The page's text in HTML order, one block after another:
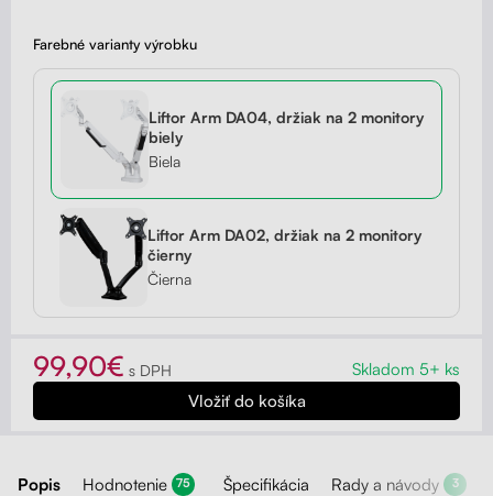
Farebné varianty výrobku
Liftor Arm DA04, držiak na 2 monitory
biely
Biela
Liftor Arm DA02, držiak na 2 monitory
čierny
Čierna
99,90€ s DPH Skladom 5+ ks
Popis Hodnotenie 75 Špecifikácia Rady a návody 3